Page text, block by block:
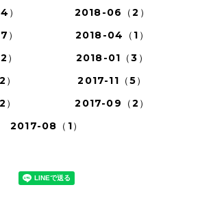
2018-06（2）
2018-04（1）
2018-01（3）
2017-11（5）
2017-09（2）
2017-08（1）